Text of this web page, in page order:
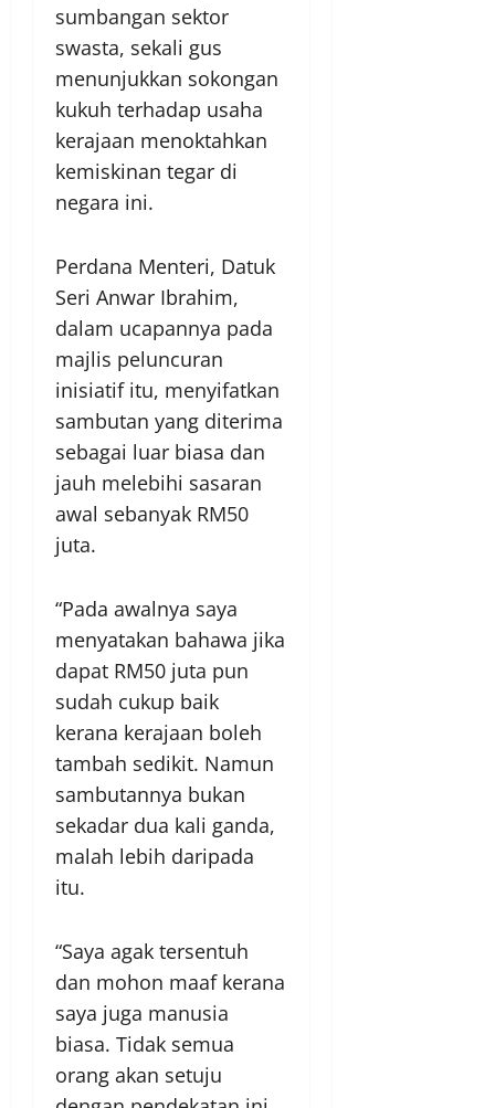
sumbangan sektor
swasta, sekali gus
menunjukkan sokongan
kukuh terhadap usaha
kerajaan menoktahkan
kemiskinan tegar di
negara ini.
Perdana Menteri, Datuk
Seri Anwar Ibrahim,
dalam ucapannya pada
majlis peluncuran
inisiatif itu, menyifatkan
sambutan yang diterima
sebagai luar biasa dan
jauh melebihi sasaran
awal sebanyak RM50
juta.
“Pada awalnya saya
menyatakan bahawa jika
dapat RM50 juta pun
sudah cukup baik
kerana kerajaan boleh
tambah sedikit. Namun
sambutannya bukan
sekadar dua kali ganda,
malah lebih daripada
itu.
“Saya agak tersentuh
dan mohon maaf kerana
saya juga manusia
biasa. Tidak semua
orang akan setuju